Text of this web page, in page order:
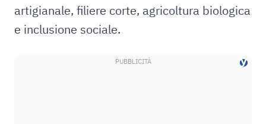
artigianale, filiere corte, agricoltura biologica
e inclusione sociale.